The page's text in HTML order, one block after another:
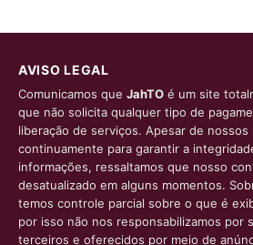
AVISO LEGAL
Comunicamos que JahTO é um site
que não solicita qualquer tipo de
liberação de serviços. Apesar de
continuamente para garantir a
informações, ressaltamos que nosso
desatualizado em alguns momentos.
temos controle parcial sobre o que é
por isso não nos responsabilizamos por
terceiros e oferecidos por meio de